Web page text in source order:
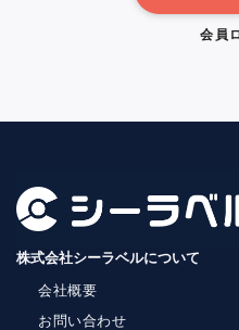
会員
株式会社シーラベルについて
会社概要
お問い合わせ